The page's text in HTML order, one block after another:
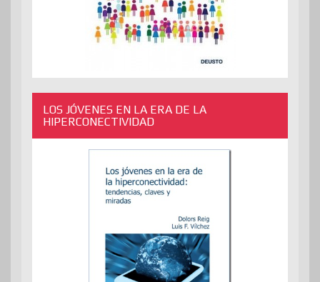
LOS JÓVENES EN LA ERA DE LA
HIPERCONECTIVIDAD